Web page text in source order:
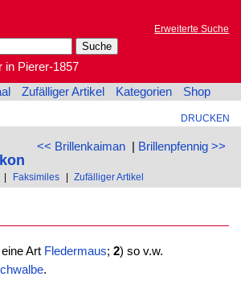
Erweiterte Suche
in Pierer-1857
Zufälliger Artikel Kategorien Shop
DRUCKEN
<< Brillenkaiman| Brillenpfennig >>
Faksimiles Zufälliger Artikel
Art Fledermaus; 2) so v.w.
.